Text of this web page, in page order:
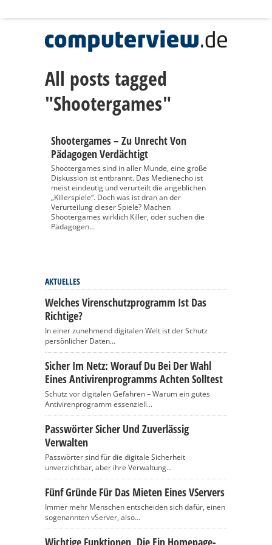
All posts tagged
"Shootergames"
Shootergames – Zu Unrecht Von
Pädagogen Verdächtigt
Shootergames sind in aller Munde, eine große
Diskussion ist entbrannt. Das Medienecho ist
meist eindeutig und verurteilt die angeblichen
„Killerspiele“. Doch was ist dran an der
Verurteilung dieser Spiele? Machen
Shootergames wirklich Killer, oder suchen die
Pädagogen...
AKTUELLES
Welches Virenschutzprogramm Ist Das
Richtige?
In einer zunehmend digitalen Welt ist der Schutz
persönlicher Daten...
Sicher Im Netz: Worauf Du Bei Der Wahl
Eines Antivirenprogramms Achten Solltest
Schutz vor digitalen Gefahren – Warum ein gutes
Antivirenprogramm essenziell...
Passwörter Sicher Und Zuverlässig
Verwalten
Passwörter sind für die digitale Sicherheit
unverzichtbar, aber ihre Verwaltung...
Fünf Gründe Für Das Mieten Eines VServers
Immer mehr Menschen entscheiden sich dafür, einen
sogenannten vServer, also...